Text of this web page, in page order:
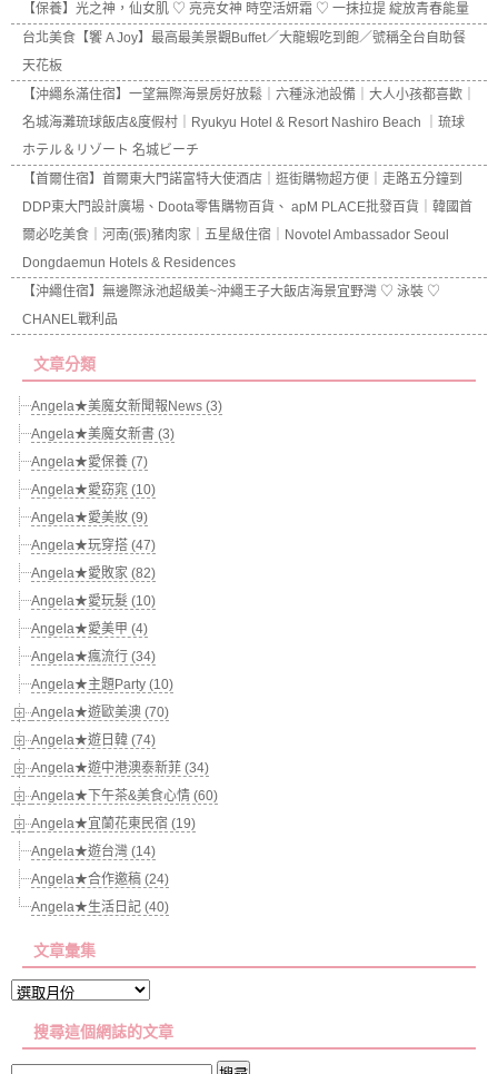
【保養】光之神，仙女肌 ♡ 亮亮女神 時空活妍霜 ♡ 一抹拉提 綻放青春能量
台北美食【饗 A Joy】最高最美景觀Buffet／大龍蝦吃到飽／號稱全台自助餐
天花板
【沖繩糸滿住宿】一望無際海景房好放鬆｜六種泳池設備｜大人小孩都喜歡｜
名城海灘琉球飯店&度假村｜Ryukyu Hotel & Resort Nashiro Beach ｜琉球
ホテル＆リゾート 名城ビーチ
【首爾住宿】首爾東大門諾富特大使酒店｜逛街購物超方便｜走路五分鐘到
DDP東大門設計廣場、Doota零售購物百貨、 apM PLACE批發百貨｜韓國首
爾必吃美食｜河南(張)豬肉家｜五星級住宿｜Novotel Ambassador Seoul
Dongdaemun Hotels & Residences
【沖繩住宿】無邊際泳池超級美~沖繩王子大飯店海景宜野灣 ♡ 泳裝 ♡
CHANEL戰利品
文章分類
Angela★美魔女新聞報News (3)
Angela★美魔女新書 (3)
Angela★愛保養 (7)
Angela★愛窈窕 (10)
Angela★愛美妝 (9)
Angela★玩穿搭 (47)
Angela★愛敗家 (82)
Angela★愛玩髮 (10)
Angela★愛美甲 (4)
Angela★瘋流行 (34)
Angela★主題Party (10)
Angela★遊歐美澳 (70)
Angela★遊日韓 (74)
Angela★遊中港澳泰新菲 (34)
Angela★下午茶&美食心情 (60)
Angela★宜蘭花東民宿 (19)
Angela★遊台灣 (14)
Angela★合作邀稿 (24)
Angela★生活日記 (40)
文章彙集
文
彙
搜尋這個網誌的文章